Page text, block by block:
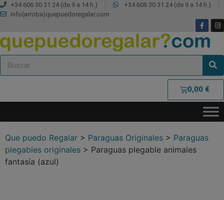
+34 606 30 31 24 (de 9 a 14 h.)
+34 606 30 31 24 (de 9 a 14 h.)
info(arroba)quepuedoregalar.com
0,00 €
Que puedo Regalar > Paraguas Originales > Paraguas
plegables originales > Paraguas plegable animales
fantasía (azul)